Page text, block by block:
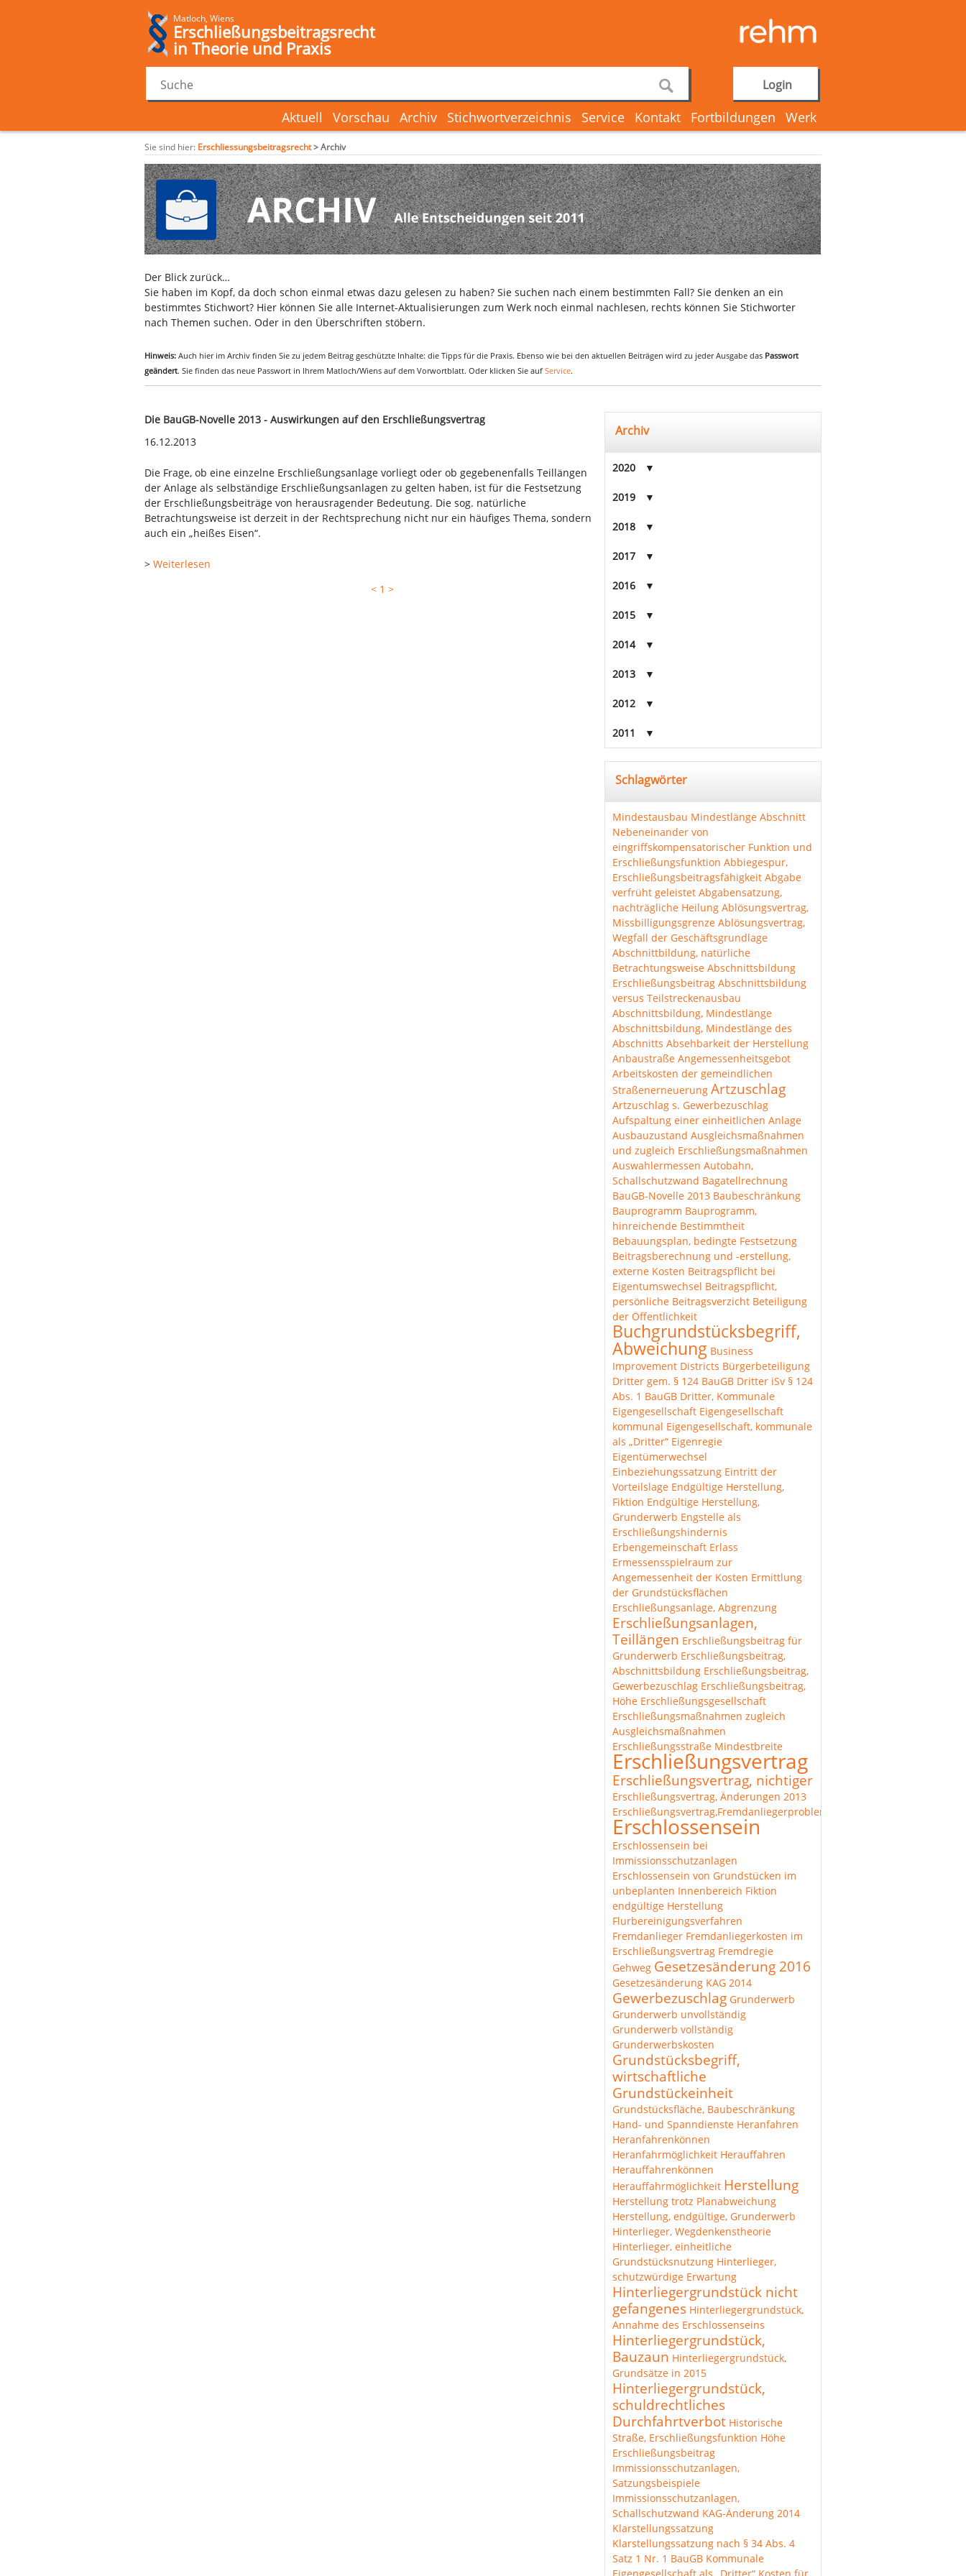
Matloch, Wiens
Erschließungsbeitragsrecht
in Theorie und Praxis
Login
Werk
Fortbildungen
Kontakt
Service
Stichwortverzeichnis
Archiv
Vorschau
Aktuell
Sie sind hier: Erschliessungsbeitragsrecht>Archiv
Der Blick zurück…
Sie haben im Kopf, da doch schon einmal etwas dazu gelesen zu haben? Sie suchen nach einem bestimmten Fall? Sie denken an ein
bestimmtes Stichwort? Hier können Sie alle Internet-Aktualisierungen zum Werk noch einmal nachlesen, rechts können Sie Stichworter
nach Themen suchen. Oder in den Überschriften stöbern.
Hinweis: Auch hier im Archiv finden Sie zu jedem Beitrag geschützte Inhalte: die Tipps für die Praxis. Ebenso wie bei den aktuellen Beiträgen wird zu jeder Ausgabe das Passwort
geändert. Sie finden das neue Passwort in Ihrem Matloch/Wiens auf dem Vorwortblatt. Oder klicken Sie auf Service.
Die BauGB-Novelle 2013 - Auswirkungen auf den Erschließungsvertrag
16.12.2013
Die Frage, ob eine einzelne Erschließungsanlage vorliegt oder ob gegebenenfalls Teillängen
der Anlage als selbständige Erschließungsanlagen zu gelten haben, ist für die Festsetzung
der Erschließungsbeiträge von herausragender Bedeutung. Die sog. natürliche
Betrachtungsweise ist derzeit in der Rechtsprechung nicht nur ein häufiges Thema, sondern
auch ein „heißes Eisen“.
> Weiterlesen
< 1 >
Archiv
2020
2019
2018
2017
2016
2015
2014
2013
2012
2011
Schlagwörter
Mindestausbau Mindestlänge Abschnitt
Nebeneinander von
eingriffskompensatorischer Funktion und
Erschließungsfunktion Abbiegespur,
Erschließungsbeitragsfähigkeit Abgabe
verfrüht geleistet Abgabensatzung,
nachträgliche Heilung Ablösungsvertrag,
Missbilligungsgrenze Ablösungsvertrag,
Wegfall der Geschäftsgrundlage
Abschnittbildung, natürliche
Betrachtungsweise Abschnittsbildung
Erschließungsbeitrag Abschnittsbildung
versus Teilstreckenausbau
Abschnittsbildung, Mindestlänge
Abschnittsbildung, Mindestlänge des
Abschnitts Absehbarkeit der Herstellung
Anbaustraße Angemessenheitsgebot
Arbeitskosten der gemeindlichen
Straßenerneuerung Artzuschlag
Artzuschlag s. Gewerbezuschlag
Aufspaltung einer einheitlichen Anlage
Ausbauzustand Ausgleichsmaßnahmen
und zugleich Erschließungsmaßnahmen
Auswahlermessen Autobahn,
Schallschutzwand Bagatellrechnung
BauGB-Novelle 2013 Baubeschränkung
Bauprogramm Bauprogramm,
hinreichende Bestimmtheit
Bebauungsplan, bedingte Festsetzung
Beitragsberechnung und -erstellung,
externe Kosten Beitragspflicht bei
Eigentumswechsel Beitragspflicht,
persönliche Beitragsverzicht Beteiligung
der Öffentlichkeit
Buchgrundstücksbegriff,
Abweichung Business
Improvement Districts Bürgerbeteiligung
Dritter gem. § 124 BauGB Dritter iSv § 124
Abs. 1 BauGB Dritter, Kommunale
Eigengesellschaft Eigengesellschaft
kommunal Eigengesellschaft, kommunale
als „Dritter“ Eigenregie
Eigentümerwechsel
Einbeziehungssatzung Eintritt der
Vorteilslage Endgültige Herstellung,
Fiktion Endgültige Herstellung,
Grunderwerb Engstelle als
Erschließungshindernis
Erbengemeinschaft Erlass
Ermessensspielraum zur
Angemessenheit der Kosten Ermittlung
der Grundstücksflächen
Erschließungsanlage, Abgrenzung
Erschließungsanlagen,
Teillängen Erschließungsbeitrag für
Grunderwerb Erschließungsbeitrag,
Abschnittsbildung Erschließungsbeitrag,
Gewerbezuschlag Erschließungsbeitrag,
Höhe Erschließungsgesellschaft
Erschließungsmaßnahmen zugleich
Ausgleichsmaßnahmen
Erschließungsstraße Mindestbreite
Erschließungsvertrag
Erschließungsvertrag, nichtiger
Erschließungsvertrag, Änderungen 2013
Erschließungsvertrag,Fremdanliegerproblematik
Erschlossensein
Erschlossensein bei
Immissionsschutzanlagen
Erschlossensein von Grundstücken im
unbeplanten Innenbereich Fiktion
endgültige Herstellung
Flurbereinigungsverfahren
Fremdanlieger Fremdanliegerkosten im
Erschließungsvertrag Fremdregie
Gehweg Gesetzesänderung 2016
Gesetzesänderung KAG 2014
Gewerbezuschlag Grunderwerb
Grunderwerb unvollständig
Grunderwerb vollständig
Grunderwerbskosten
Grundstücksbegriff,
wirtschaftliche
Grundstückeinheit
Grundstücksfläche, Baubeschränkung
Hand- und Spanndienste Heranfahren
Heranfahrenkönnen
Heranfahrmöglichkeit Herauffahren
Herauffahrenkönnen
Herauffahrmöglichkeit Herstellung
Herstellung trotz Planabweichung
Herstellung, endgültige, Grunderwerb
Hinterlieger, Wegdenkenstheorie
Hinterlieger, einheitliche
Grundstücksnutzung Hinterlieger,
schutzwürdige Erwartung
Hinterliegergrundstück nicht
gefangenes Hinterliegergrundstück,
Annahme des Erschlossenseins
Hinterliegergrundstück,
Bauzaun Hinterliegergrundstück,
Grundsätze in 2015
Hinterliegergrundstück,
schuldrechtliches
Durchfahrtverbot Historische
Straße, Erschließungsfunktion Höhe
Erschließungsbeitrag
Immissionsschutzanlagen,
Satzungsbeispiele
Immissionsschutzanlagen,
Schallschutzwand KAG-Änderung 2014
Klarstellungssatzung
Klarstellungssatzung nach § 34 Abs. 4
Satz 1 Nr. 1 BauGB Kommunale